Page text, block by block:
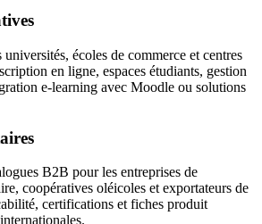
écoles de commerce et centres
en ligne, espaces étudiants, gestion
e-learning avec Moodle ou solutions
B2B pour les entreprises de
coopératives oléicoles et exportateurs de
certifications et fiches produit